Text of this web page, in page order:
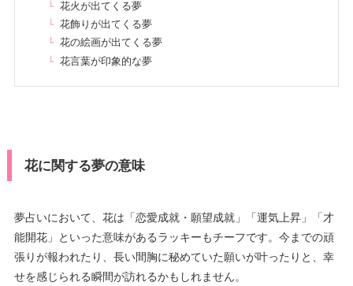
花火が出てくる夢
花飾りが出てくる夢
花の絵画が出てくる夢
花言葉が印象的な夢
花に関する夢の意味
夢占いにおいて、花は「恋愛成就・願望成就」「運気上昇」「才
能開花」といった意味があるラッキーもチーフです。今までの頑
張りが報われたり、長い間胸に秘めていた願いが叶ったりと、幸
せを感じられる瞬間が訪れるかもしれません。